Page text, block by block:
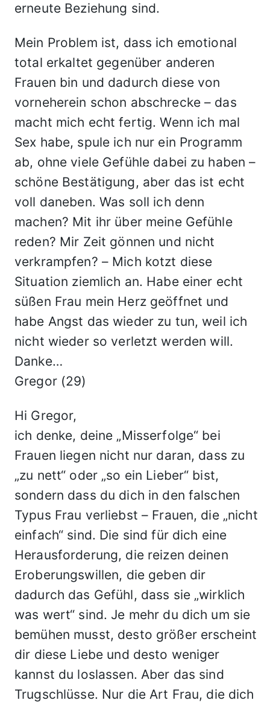
erneute Beziehung sind.
Mein Problem ist, dass ich emotional
total erkaltet gegenüber anderen
Frauen bin und dadurch diese von
vorneherein schon abschrecke – das
macht mich echt fertig. Wenn ich mal
Sex habe, spule ich nur ein Programm
ab, ohne viele Gefühle dabei zu haben –
schöne Bestätigung, aber das ist echt
voll daneben. Was soll ich denn
machen? Mit ihr über meine Gefühle
reden? Mir Zeit gönnen und nicht
verkrampfen? – Mich kotzt diese
Situation ziemlich an. Habe einer echt
süßen Frau mein Herz geöffnet und
habe Angst das wieder zu tun, weil ich
nicht wieder so verletzt werden will.
Danke…
Gregor (29)
Hi Gregor,
ich denke, deine „Misserfolge“ bei
Frauen liegen nicht nur daran, dass zu
„zu nett“ oder „so ein Lieber“ bist,
sondern dass du dich in den falschen
Typus Frau verliebst – Frauen, die „nicht
einfach“ sind. Die sind für dich eine
Herausforderung, die reizen deinen
Eroberungswillen, die geben dir
dadurch das Gefühl, dass sie „wirklich
was wert“ sind. Je mehr du dich um sie
bemühen musst, desto größer erscheint
dir diese Liebe und desto weniger
kannst du loslassen. Aber das sind
Trugschlüsse. Nur die Art Frau, die dich